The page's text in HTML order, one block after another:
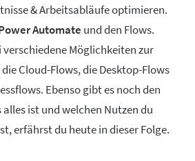
& Arbeitsabläufe optimieren.
Automate und den Flows.
Möglichkeiten zur
Cloud-Flows, die Desktop-Flows
Ebenso gibt es noch den
alles ist und welchen Nutzen du
erfährst du heute in dieser Folge.